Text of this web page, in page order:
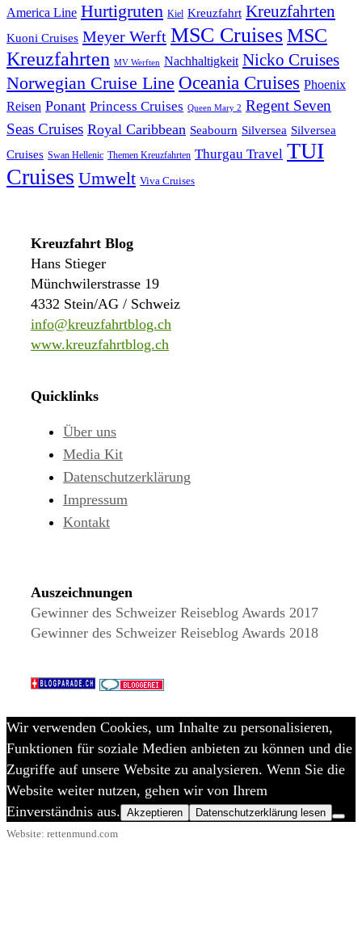
America Line Hurtigruten Kiel Kreuzfahrt Kreuzfahrten
Kuoni Cruises Meyer Werft MSC CruisesMSC
Kreuzfahrten MV Werften Nachhaltigkeit Nicko Cruises
Norwegian Cruise Line Oceania Cruises Phoenix
Reisen Ponant Princess Cruises Queen Mary 2 Regent Seven
Seas Cruises Royal Caribbean Seabourn Silversea Silversea
Cruises Swan Hellenic Themen Kreuzfahrten Thurgau Travel TUI
Cruises Umwelt Viva Cruises
Kreuzfahrt Blog
Hans Stieger
Münchwilerstrasse 19
4332 Stein/AG / Schweiz
info@kreuzfahrtblog.ch
www.kreuzfahrtblog.ch
Quicklinks
Über uns
Media Kit
Datenschutzerklärung
Impressum
Kontakt
Auszeichnungen
Gewinner des Schweizer Reiseblog Awards 2017
Gewinner des Schweizer Reiseblog Awards 2018
Website: rettenmund.com
Wir verwenden Cookies, um Inhalte zu personalisieren,
Funktionen für soziale Medien anbieten zu können und die
Zugriffe auf unsere Website zu analysieren. Wenn Sie die
Website weiter nutzen, gehen wir von Ihrem
Einverständnis aus. Akzeptieren Datenschutzerklärung lesen